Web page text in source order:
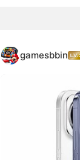
gamesbbin